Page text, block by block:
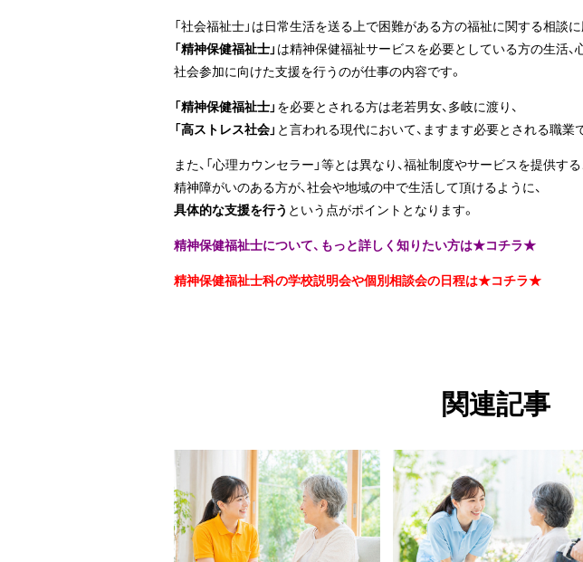
「社会福祉士」は日常生活を送る上で困難がある方の福祉に関する相談に
「精神保健福祉士」 は精神保健福祉サービスを必要としている方の生活、
社会参加に向けた支援を行うのが仕事の内容です。
「精神保健福祉士」 を必要とされる方は老若男女、多岐に渡り、
「高ストレス社会」 と言われる現代において、ますます必要とされる職業
また、「心理カウンセラー」等とは異なり、福祉制度やサービスを提供する
精神障がいのある方が、社会や地域の中で生活して頂けるように、
具体的な支援を行う という点がポイントとなります。
精神保健福祉士について、もっと詳しく知りたい方は★コチラ★
精神保健福祉士科の学校説明会や個別相談会の日程は★コチラ★
関連記事